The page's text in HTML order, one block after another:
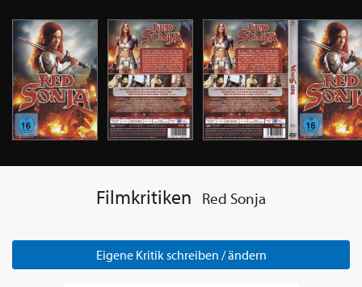
Filmkritiken Red Sonja
Eigene Kritik schreiben / ändern